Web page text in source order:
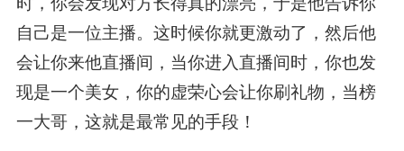
自己是一位主播。这时候你就更激动了，然后他
会让你来他直播间，当你进入直播间时，你也发
现是一个美女，你的虚荣心会让你刷礼物，当榜
一大哥，这就是最常见的手段！